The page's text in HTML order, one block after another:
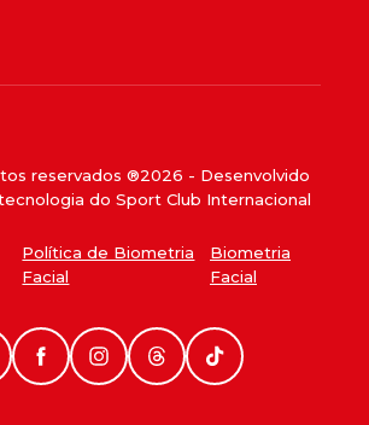
reservados ®2026 - Desenvolvido
do Sport Club Internacional
Política de Biometria
Facial
Biometria
Facial